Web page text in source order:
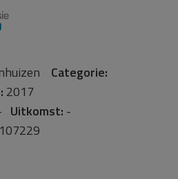
Categorie:
2017
Uitkomst: -
107229